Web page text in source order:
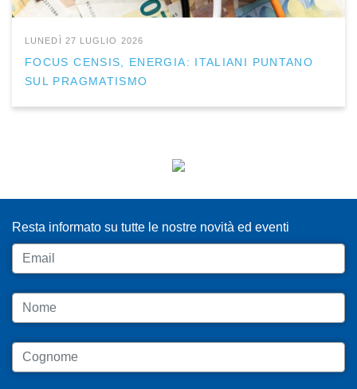
LUNEDÌ 27 LUGLIO 2026
FOCUS CENSIS, ENERGIA: ITALIANI PUNTANO
SUL PRAGMATISMO
Resta informato su tutte le nostre novità ed eventi
Email
Nome
Cognome